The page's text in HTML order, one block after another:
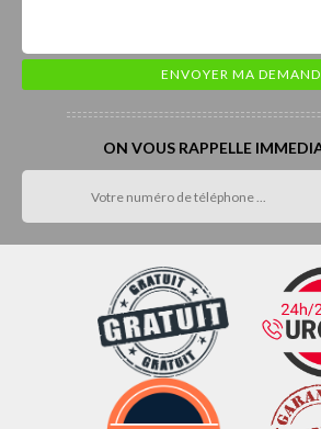
ON VOUS RAPPELLE